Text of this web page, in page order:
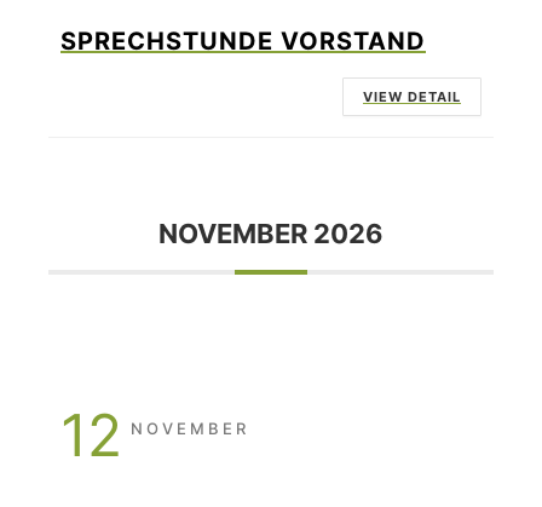
SPRECHSTUNDE VORSTAND
VIEW DETAIL
NOVEMBER 2026
12 NOVEMBER